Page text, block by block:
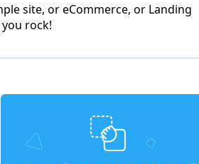
site, or eCommerce, or Landing
rock!